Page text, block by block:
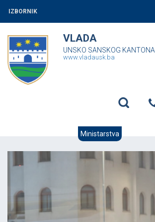
IZBORNIK
VLADA
UNSKO SANSKOG KANTONA
www.vladausk.ba
Ministarstva